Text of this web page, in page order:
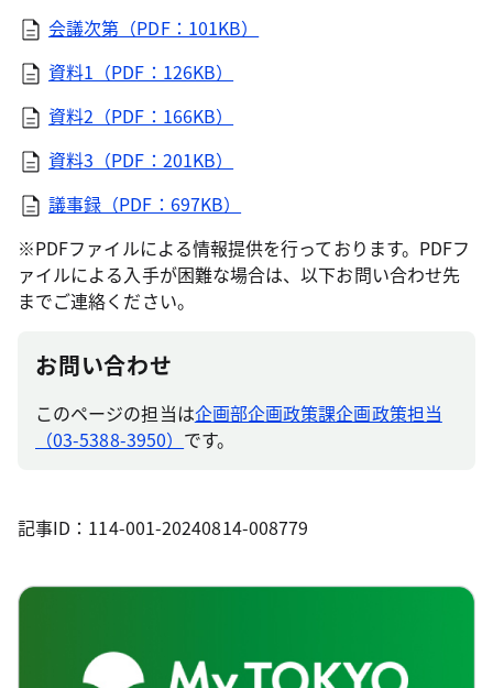
会議次第（PDF：101KB）
資料1（PDF：126KB）
資料2（PDF：166KB）
資料3（PDF：201KB）
議事録（PDF：697KB）
※PDFファイルによる情報提供を行っております。PDFフ
ァイルによる入手が困難な場合は、以下お問い合わせ先
までご連絡ください。
お問い合わせ
このページの担当は企画部企画政策課企画政策担当
（03-5388-3950） です。
記事ID：114-001-20240814-008779